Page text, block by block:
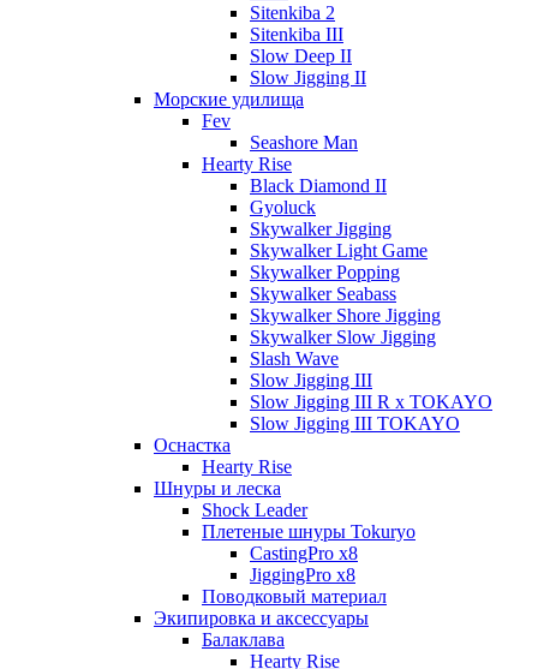
Sitenkiba 2
Sitenkiba III
Slow Deep II
Slow Jigging II
Морские удилища
Fev
Seashore Man
Hearty Rise
Black Diamond II
Gyoluck
Skywalker Jigging
Skywalker Light Game
Skywalker Popping
Skywalker Seabass
Skywalker Shore Jigging
Skywalker Slow Jigging
Slash Wave
Slow Jigging III
Slow Jigging III R x TOKAYO
Slow Jigging III TOKAYO
Оснастка
Hearty Rise
Шнуры и леска
Shock Leader
Плетеные шнуры Tokuryo
CastingPro x8
JiggingPro x8
Поводковый материал
Экипировка и аксессуары
Балаклава
Hearty Rise